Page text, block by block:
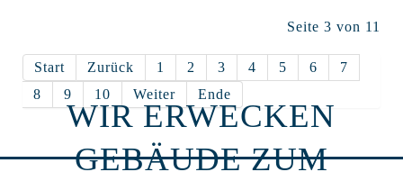
Seite 3 von 11
Start Zurück 1 2 3 4 5 6
7
8
9 10 Weiter Ende
WIR ERWECKEN
GEBÄUDE ZUM